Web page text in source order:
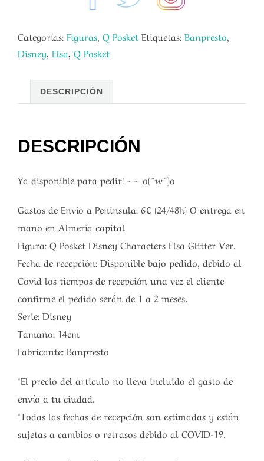
Categorías: Figuras, Q Posket Etiquetas: Banpresto,
Disney, Elsa, Q Posket
DESCRIPCIÓN
DESCRIPCIÓN
Ya disponible para pedir! ~~ o(^w^)o
Gastos de Envío a Peninsula: 6€ (24/48h) O entrega en
mano en Almería capital
Figura: Q Posket Disney Characters Elsa Glitter Ver.
Fecha de recepción: Disponible bajo pedido, debido al
Covid los tiempos de recepción una vez el cliente
confirme el pedido serán de 1 a 2 meses.
Serie: Disney
Tamaño: 14cm
Fabricante: Banpresto
*El precio del articulo no lleva incluido el gasto de
envío a tu ciudad.
*Todas las fechas de recepción son estimadas y están
sujetas a cambios o retrasos debido al COVID-19.